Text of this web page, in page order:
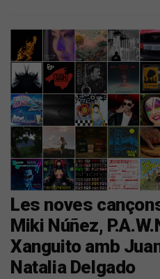
Les noves
Miki Núñez,
Xanguito amb
Natalia Delgado